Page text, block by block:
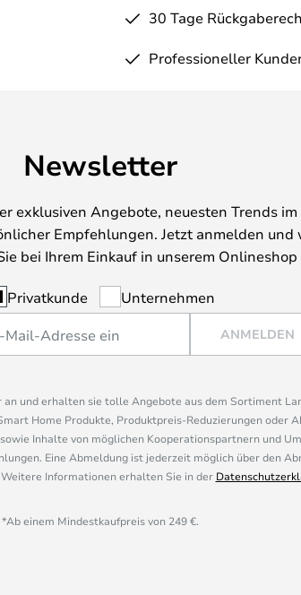
30 Tage
Professioneller
Newsletter
exklusiven Angebote, neuesten Trends
Empfehlungen. Jetzt anmelden und
bei Ihrem Einkauf in unserem
Privatkunde Unternehmen
ANMELDEN
und erhalten sie tolle Angebote aus dem Sortiment
Home Produkte, Produktpreis-Reduzierungen oder
Inhalte von möglichen Kooperationspartnern und
Eine Abmeldung ist jederzeit möglich über den
Informationen erhalten Sie in der
*Ab einem Mindestkaufpreis von 249 €.